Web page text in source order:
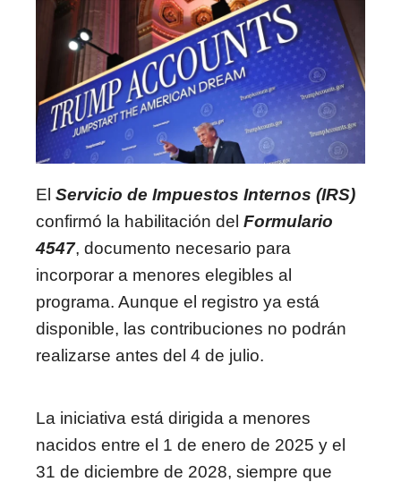
El Servicio de Impuestos Internos (IRS)
confirmó la habilitación del Formulario
4547, documento necesario para
incorporar a menores elegibles al
programa. Aunque el registro ya está
disponible, las contribuciones no podrán
realizarse antes del 4 de julio.
La iniciativa está dirigida a menores
nacidos entre el 1 de enero de 2025 y el
31 de diciembre de 2028, siempre que